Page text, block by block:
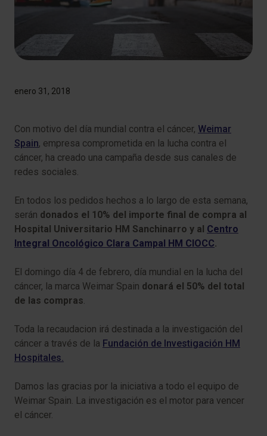
enero 31, 2018
Con motivo del día mundial contra el cáncer, Weimar
Spain, empresa comprometida en la lucha contra el
cáncer, ha creado una campaña desde sus canales de
redes sociales.
En todos los pedidos hechos a lo largo de esta semana,
serán donados el 10% del importe final de compra al
Hospital Universitario HM Sanchinarro y al Centro
Integral Oncológico Clara Campal HM CIOCC.
El domingo día 4 de febrero, día mundial en la lucha del
cáncer, la marca Weimar Spain donará el 50% del total
de las compras.
Toda la recaudacion irá destinada a la investigación del
cáncer a través de la Fundación de Investigación HM
Hospitales.
Damos las gracias por la iniciativa a todo el equipo de
Weimar Spain. La investigación es el motor para vencer
el cáncer.